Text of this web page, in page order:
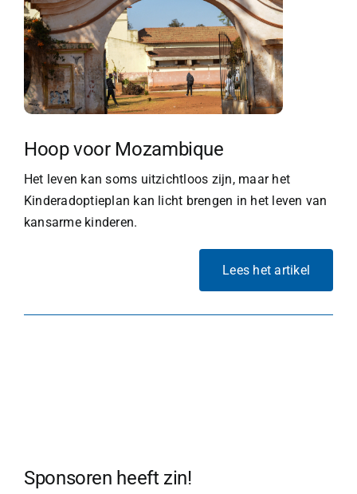
Hoop voor Mozambique
Het leven kan soms uitzichtloos zijn, maar het
Kinderadoptieplan kan licht brengen in het leven van
kansarme kinderen.
Lees het artikel
Sponsoren heeft zin!